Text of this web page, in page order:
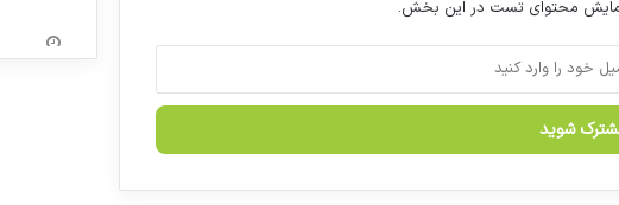
شود
حمایت از تولید با حضور میدانی معنا پیدا
محتوای تست در این بخش.